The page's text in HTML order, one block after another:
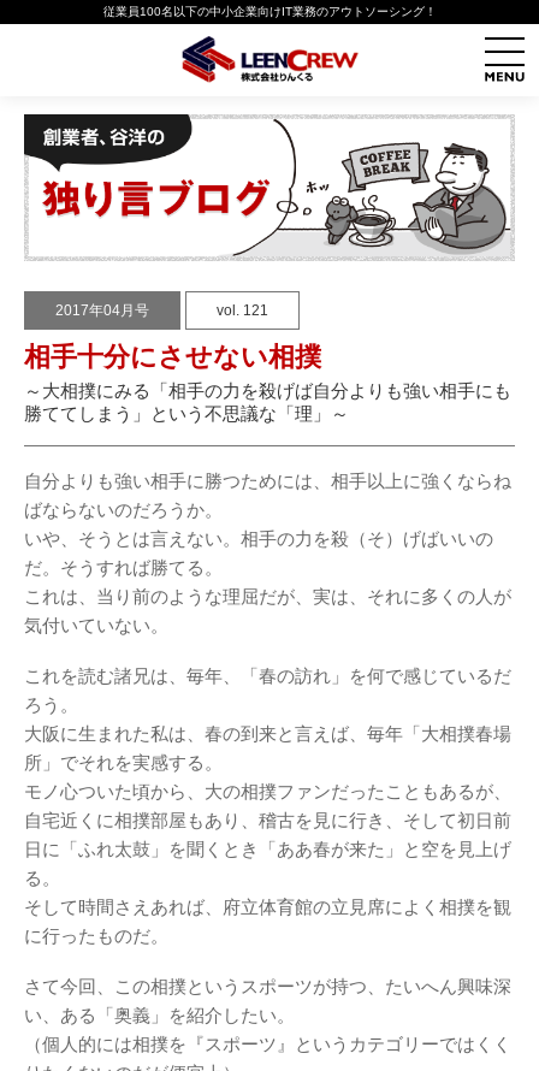
従業員100名以下の中小企業向けIT業務のアウトソーシング！
2017年04月号 vol. 121
相手十分にさせない相撲
～大相撲にみる「相手の力を殺げば自分よりも強い相手にも
勝ててしまう」という不思議な「理」～
自分よりも強い相手に勝つためには、相手以上に強くならね
ばならないのだろうか。
いや、そうとは言えない。相手の力を殺（そ）げばいいの
だ。そうすれば勝てる。
これは、当り前のような理屈だが、実は、それに多くの人が
気付いていない。
これを読む諸兄は、毎年、「春の訪れ」を何で感じているだ
ろう。
大阪に生まれた私は、春の到来と言えば、毎年「大相撲春場
所」でそれを実感する。
モノ心ついた頃から、大の相撲ファンだったこともあるが、
自宅近くに相撲部屋もあり、稽古を見に行き、そして初日前
日に「ふれ太鼓」を聞くとき「ああ春が来た」と空を見上げ
る。
そして時間さえあれば、府立体育館の立見席によく相撲を観
に行ったものだ。
さて今回、この相撲というスポーツが持つ、たいへん興味深
い、ある「奥義」を紹介したい。
（個人的には相撲を『スポーツ』というカテゴリーではくく